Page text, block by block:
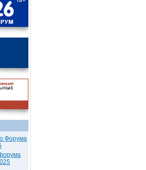
Форума